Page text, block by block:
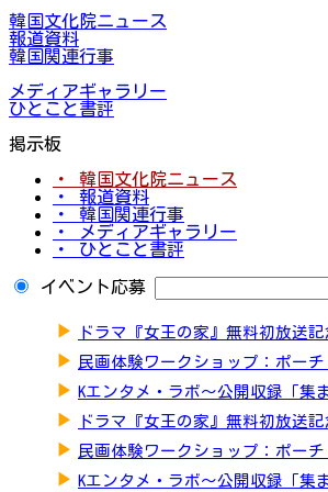
韓国文化院ニュース
報道資料
韓国関連行事
メディアギャラリー
ひとこと書評
掲示板
・ 韓国文化院ニュース
・ 報道資料
・ 韓国関連行事
・ メディアギャラリー
・ ひとこと書評
イベント応募
▶ ドラマ『女王の家』無料初放送
▶ 民画体験ワークショップ：ポー
▶ Kエンタメ・ラボ～公開収録「集
▶ ドラマ『女王の家』無料初放送
▶ 民画体験ワークショップ：ポー
▶ Kエンタメ・ラボ～公開収録「集